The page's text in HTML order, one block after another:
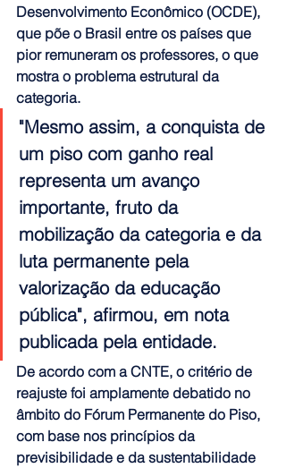
Desenvolvimento Econômico (OCDE),
que põe o Brasil entre os países que
pior remuneram os professores, o que
mostra o problema estrutural da
categoria.
"Mesmo assim, a conquista de
um piso com ganho real
representa um avanço
importante, fruto da
mobilização da categoria e da
luta permanente pela
valorização da educação
pública", afirmou, em nota
publicada pela entidade.
De acordo com a CNTE, o critério de
reajuste foi amplamente debatido no
âmbito do Fórum Permanente do Piso,
com base nos princípios da
previsibilidade e da sustentabilidade